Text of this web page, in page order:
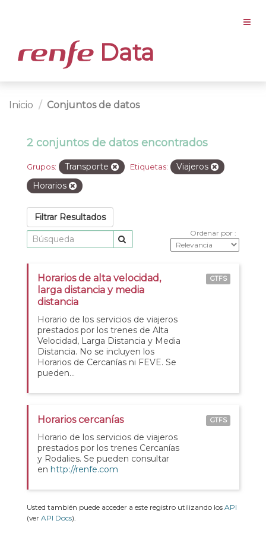
Data
Inicio Conjuntos de datos
2 conjuntos de datos encontrados
Grupos: Transporte Etiquetas:
Viajeros
Horarios
Filtrar Resultados
Ordenar por
Horarios de alta velocidad,
larga distancia y media
distancia
Horario de los servicios de viajeros
prestados por los trenes de Alta
Velocidad, Larga Distancia y Media
Distancia. No se incluyen los
Horarios de Cercanías ni FEVE. Se
pueden...
GTFS
Horarios cercanías
Horario de los servicios de viajeros
prestados por los trenes Cercanías
y Rodalies. Se pueden consultar
en http://renfe.com
GTFS
Usted también puede acceder a este registro utilizando los API
(ver API Docs).